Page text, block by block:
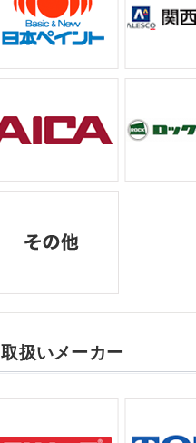
2025/12/27
年末年始のお知ら
高配を賜り、厚く
2025/11/18
みなさんこんに
シール帳
みなさんこんに
作ってからはシ
＊横
＊湘南の外
大変ご無沙
かわかります
2021/06/28
サーフレッスン
久しぶりのサー
おはようござい
体がバキバキです
2021初SURF＊
取扱いメーカー